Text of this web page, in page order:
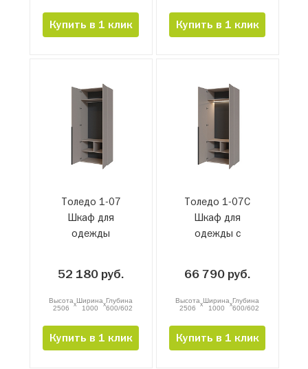
Купить в 1 клик Купить в 1 клик
Толедо 1-07
Шкаф для
одежды
52 180 руб.
Высота
2506
xШирина
1000
xГлубина
600/602
Купить в 1 клик
Толедо 1-07С
Шкаф для
одежды с
66 790 руб.
Высота
2506
xШирина
1000
xГлубина
600/602
Купить в 1 клик